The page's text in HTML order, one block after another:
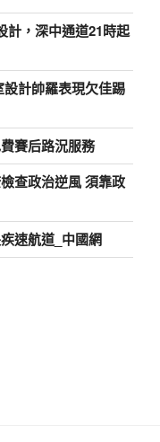
計，深中通道21時起
計帥羅表現欠佳踢
賽后路況服務
查政治逆風 須靠政
速航道_中國網